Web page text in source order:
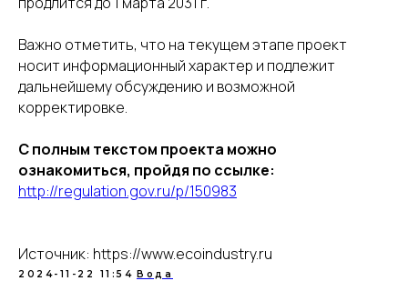
Важно отметить, что на текущем этапе проект
носит информационный характер и подлежит
дальнейшему обсуждению и возможной
корректировке.
С полным текстом проекта можно
ознакомиться, пройдя по ссылке:
http://regulation.gov.ru/p/150983
Источник: https://www.ecoindustry.ru
2024-11-22 11:54 Вода
Разработка сайта - UNIPROMO